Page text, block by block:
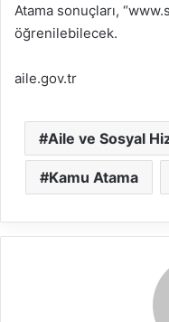
Atama sonuçları,
öğrenilebilecek.
aile.gov.tr
Aile ve Sosyal
Kamu Atama